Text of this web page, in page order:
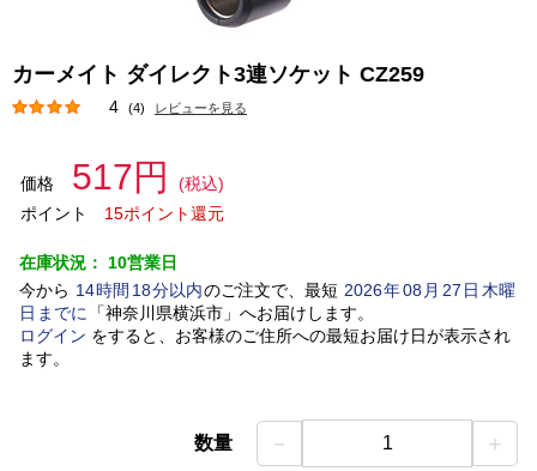
カーメイト ダイレクト3連ソケット CZ259
4 (4) レビューを見る
価格 517円
(税込)
ポイント
15ポイント還元
在庫状況： 10営業日
今から 14時間 18分以内のご注文で、最短 2026年08 月 27 日木曜
日 までに 「神奈川県横浜市」 へお届けします。
ログイン をすると、お客様のご住所への最短お届け日が表示され
ます。
数量 － 1 ＋